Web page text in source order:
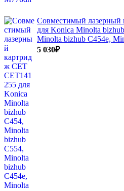
Совместимый лазерный
для Konica Minolta
Minolta bizhub C454e,
5 030₽